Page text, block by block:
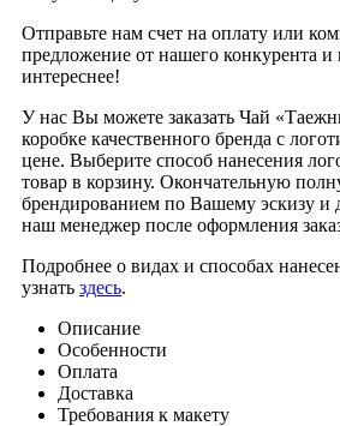
Отправьте нам счет на оплату или
предложение от нашего конкурента
интереснее!
У нас Вы можете заказать Чай
коробке качественного бренда с
цене. Выберите способ нанесения
товар в корзину. Окончательную
брендированием по Вашему эскизу и
наш менеджер после оформления
Подробнее о видах и способах
узнать здесь.
Описание
Особенности
Оплата
Доставка
Требования к макету